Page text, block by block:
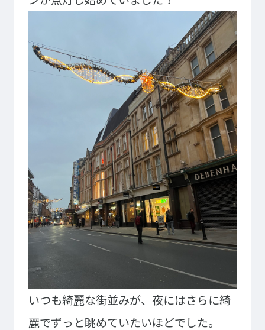
NEWS&TOPICS
プライバシーポリシー サイトマップ
Copyright © Technos College. All Rights Reserved.
いつも綺麗な街並みが、夜にはさらに綺
麗でずっと眺めていたいほどでした。